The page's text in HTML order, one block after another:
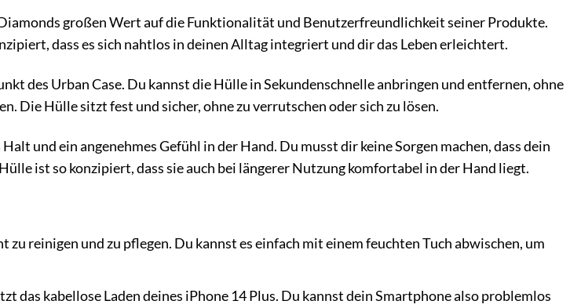
großen Wert auf die Funktionalität und Benutzerfreundlichkeit seiner Produkte.
dass es sich nahtlos in deinen Alltag integriert und dir das Leben erleichtert.
des Urban Case. Du kannst die Hülle in Sekundenschnelle anbringen und entfernen, ohne
Die Hülle sitzt fest und sicher, ohne zu verrutschen oder sich zu lösen.
und ein angenehmes Gefühl in der Hand. Du musst dir keine Sorgen machen, dass dein
ist so konzipiert, dass sie auch bei längerer Nutzung komfortabel in der Hand liegt.
zu reinigen und zu pflegen. Du kannst es einfach mit einem feuchten Tuch abwischen, um
das kabellose Laden deines iPhone 14 Plus. Du kannst dein Smartphone also problemlos